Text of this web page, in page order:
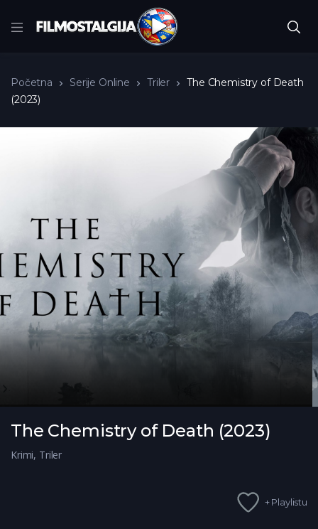
Početna Serije Online Triler
The Chemistry of Death
(2023)
The Chemistry of Death (2023)
Krimi, Triler
+ Playlistu